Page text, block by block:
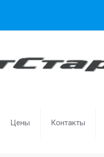
Цены Контакты